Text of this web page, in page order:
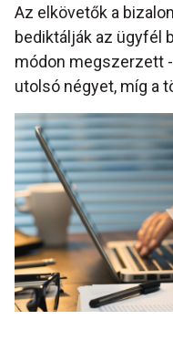
Az elkövetők a
bediktálják az ügyfél
módon megszerzett
utolsó négyet, míg a